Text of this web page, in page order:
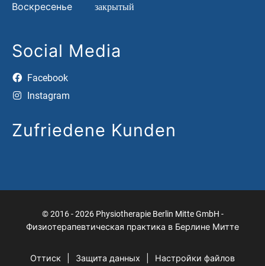
Воскресенье закрытый
Social Media
Facebook
Instagram
Zufriedene Kunden
© 2016 - 2026 Physiotherapie Berlin Mitte GmbH -
Физиотерапевтическая практика в Берлине Митте
Оттиск Защита данных Настройки файлов